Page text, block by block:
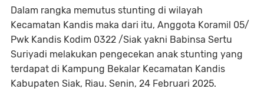
Dalam rangka memutus stunting di wilayah
Kecamatan Kandis maka dari itu, Anggota Koramil 05/
Pwk Kandis Kodim 0322 /Siak yakni Babinsa Sertu
Suriyadi melakukan pengecekan anak stunting yang
terdapat di Kampung Bekalar Kecamatan Kandis
Kabupaten Siak, Riau. Senin, 24 Februari 2025.